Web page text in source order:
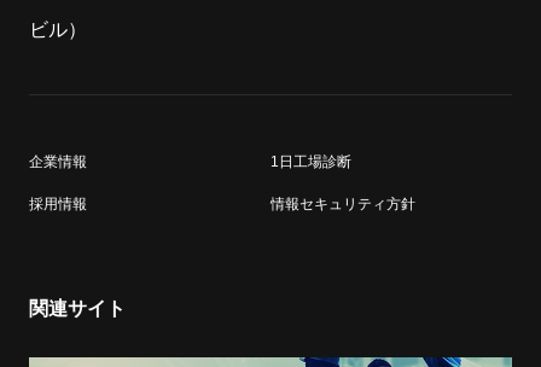
ビル）
企業情報 1日工場診断
採用情報 情報セキュリティ方針
関連サイト